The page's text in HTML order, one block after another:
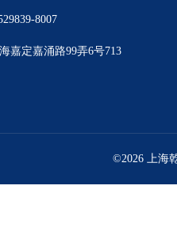
8007
嘉定嘉涌路99弄6号713
©2026 上海